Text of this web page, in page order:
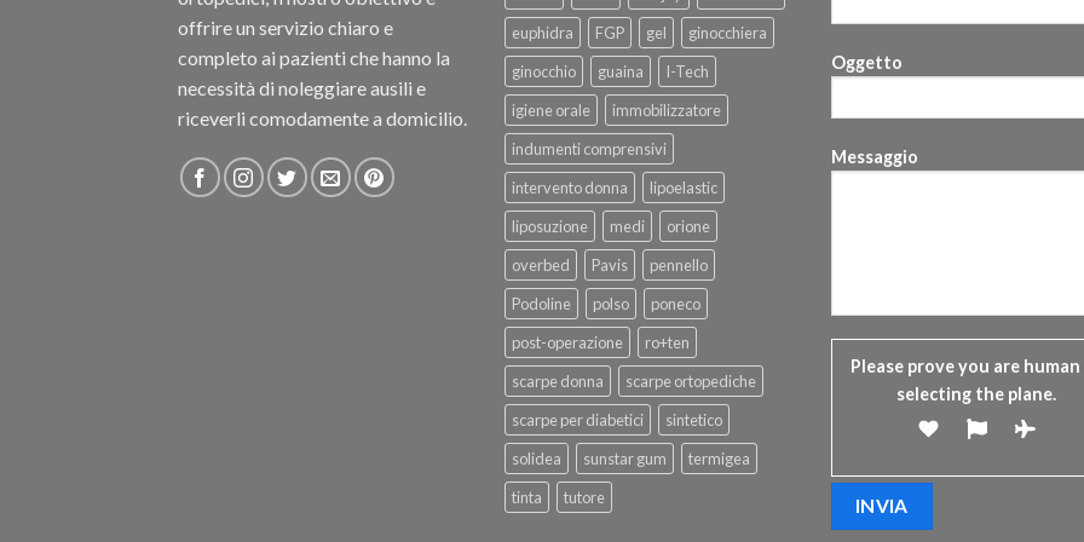
offrire un servizio chiaro e
completo ai pazienti che hanno la
necessità di noleggiare ausili e
riceverli comodamente a domicilio.
euphidra
FGP gel
ginocchiera
ginocchio
guaina
I-Tech
igiene orale
immobilizzatore
indumenti comprensivi
intervento donna
lipoelastic
liposuzione
medi
orione
overbed
Pavis
pennello
Podoline
polso
poneco
post-operazione
ro+ten
scarpe donna
scarpe ortopediche
scarpe per diabetici
sintetico
solidea
sunstar gum
termigea
tinta
tutore
Oggetto
Messaggio
Please prove you are human
selecting the plane.